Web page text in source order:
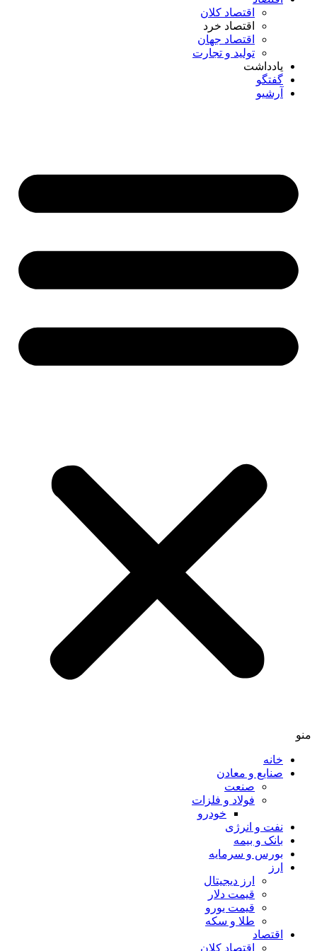
اقتصاد کلان
اقتصاد خرد
اقتصاد جهان
تولید و تجارت
یادداشت
گفتگو
آرشیو
خانه
صنایع و معادن
صنعت
فولاد و فلزات
خودرو
نفت و انرژی
بانک و بیمه
بورس و سرمایه
ارز دیجیتال
قیمت دلار
قیمت یورو
طلا و سکه
اقتصاد
اقتصاد کلان